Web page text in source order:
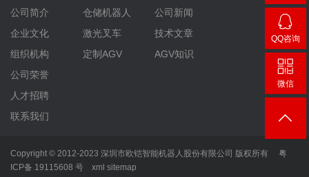
公司简介
企业文化
组织机构
公司荣誉
人才招聘
联系我们
仓储机器人
激光叉车
定制AGV
公司新闻
技术文章
AGV知识
Copyright © 2012-2023 深圳市欧铠智能机器人股份有限公司 版权所有
粤
ICP备 19115608 号
xml sitemap
400-
007-
3860
QQ咨询
微信